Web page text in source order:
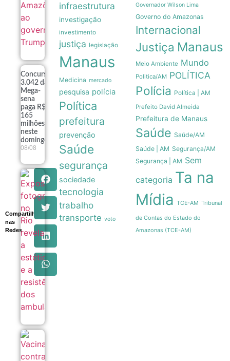
Compartilhe
nas
Redes
Concurso
3.042 da
Mega-
sena
paga R$
165
milhões
neste
domingo
08/08
Exposição
no Rio
revela a
estética e a
resistência
dos
infraestrutura
investigação
investimento
justiça legislação
Manaus
Medicina mercado
pesquisa polícia
Política
prefeitura
prevenção
Saúde
segurança
sociedade
tecnologia
trabalho
transporte voto
Governador Wilson Lima
Governo do Amazonas
Internacional
Justiça Manaus
Meio Ambiente Mundo
Politica/AM POLÍTICA
Polícia Política | AM
Prefeito David Almeida
Prefeitura de Manaus
Saúde Saúde/AM
Saúde | AM Segurança/AM
Segurança | AM Sem
categoria Ta na
Mídia TCE-AM Tribunal
de Contas do Estado do
Amazonas (TCE-AM)